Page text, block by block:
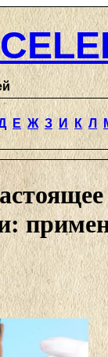
Е Ж З И К Л